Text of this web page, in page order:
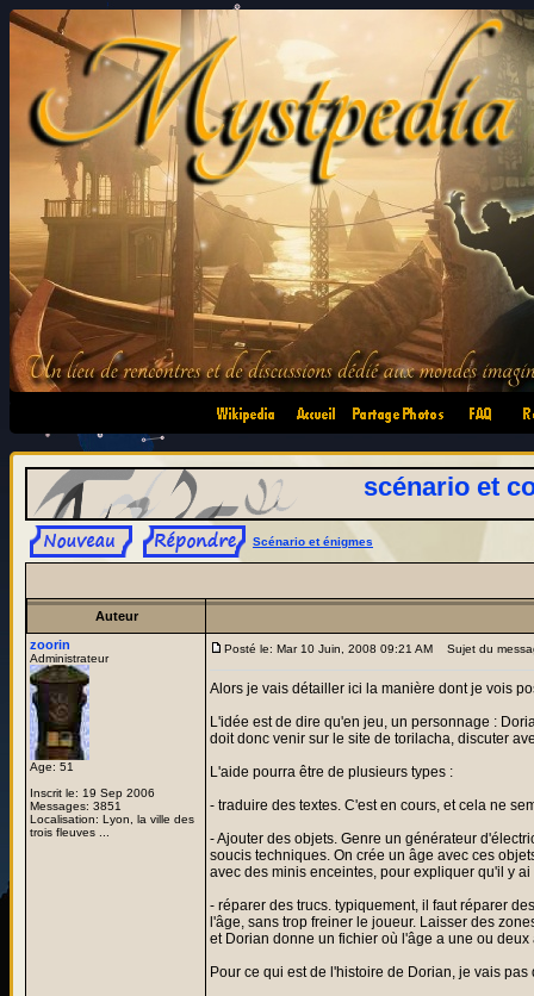
•
scénario et
Scénario et énigmes
Auteur
zoorin
Administrateur
Age: 51
Inscrit le: 19 Sep 2006
Messages: 3851
Localisation: Lyon, la ville des
trois fleuves ...
Posté le: Mar 10 Juin, 2008 09:21 AM Sujet du
Alors je vais détailler ici la manière dont je vois
L'idée est de dire qu'en jeu, un personnage :
doit donc venir sur le site de torilacha, discuter
L'aide pourra être de plusieurs types :
- traduire des textes. C'est en cours, et cela ne
- Ajouter des objets. Genre un générateur
soucis techniques. On crée un âge avec ces
avec des minis enceintes, pour expliquer qu'il y
- réparer des trucs. typiquement, il faut réparer
l'âge, sans trop freiner le joueur. Laisser des
et Dorian donne un fichier où l'âge a une ou
Pour ce qui est de l'histoire de Dorian, je vais